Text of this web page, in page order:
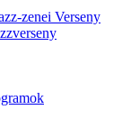
zenei Verseny